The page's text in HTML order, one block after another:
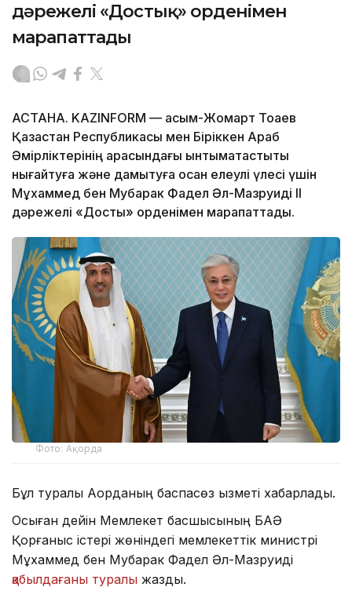
дәрежелі «Достық» орденімен
марапаттады
АСТАНА. KAZINFORM — асым-Жомарт Тоқаев
Қазақстан Республикасы мен Біріккен Араб
Әмірліктерінің арасындағы ынтымақтастықты
нығайтуға және дамытуға қосқан елеулі үлесі үшін
Мұхаммед бен Мубарак Фадел Әл-Мазруиді ІІ
дәрежелі «Достық» орденімен марапаттады.
Фото: Ақорда
Бұл туралы Ақорданың баспасөз қызметі хабарлады.
Осыған дейін Мемлекет басшысының БАӘ
Қорғаныс істері жөніндегі мемлекеттік министрі
Мұхаммед бен Мубарак Фадел Әл-Мазруиді
қабылдағаны туралы жаздық.